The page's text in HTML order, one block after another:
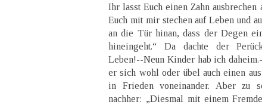
Ihr lasst Euch einen Zahn
Euch mit mir stechen auf Leben und
an die Tür hinan, dass der Degen
hineingeht.“ Da dachte der
Leben!--Neun Kinder hab ich
er sich wohl oder übel auch einen
in Frieden voneinander. Aber zu
nachher: „Diesmal mit einem